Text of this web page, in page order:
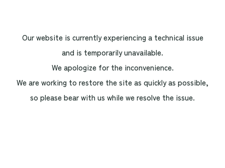
Our website is currently experiencing a technical issue
and is temporarily unavailable.
We apologize for the inconvenience.
We are working to restore the site as quickly as possible,
so please bear with us while we resolve the issue.